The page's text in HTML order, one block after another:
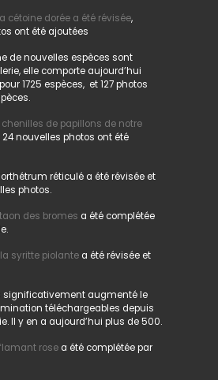
cétoine dorée a été révisée,
ont été ajoutées
de nouvelles espèces sont
elle comporte aujourd’hui
1725 espèces, et 127 photos
chenilles de papillons de notre
nouvelles photos ont été
réticulé a été révisée et
photos.
des bromes a été complétée
syritte piolantea été révisée et
significativement augmenté le
téléchargeables depuis
Il y en a aujourd’hui plus de 500.
rosea été complétée par